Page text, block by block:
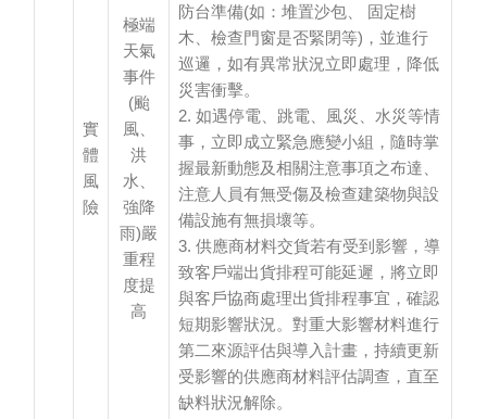
實
體
風
險
極端
天氣
事件
(颱
風、
洪
水、
強降
雨)嚴
重程
度提
高
防台準備(如：堆置沙包、 固定樹
木、檢查門窗是否緊閉等)，並進行
巡邏，如有異常狀況立即處理，降低
災害衝擊。
2. 如遇停電、跳電、風災、水災等情
事，立即成立緊急應變小組，隨時掌
握最新動態及相關注意事項之布達、
注意人員有無受傷及檢查建築物與設
備設施有無損壞等。
3. 供應商材料交貨若有受到影響，導
致客戶端出貨排程可能延遲，將立即
與客戶協商處理出貨排程事宜，確認
短期影響狀況。對重大影響材料進行
第二來源評估與導入計畫，持續更新
受影響的供應商材料評估調查，直至
缺料狀況解除。